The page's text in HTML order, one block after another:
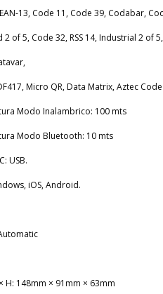
13, Code 11, Code 39, Codabar,
of 5, Code 32, RSS 14, Industrial 2 of 5,
Micro QR, Data Matrix, Aztec Code.
Modo Inalambrico: 100 mts
Modo Bluetooth: 10 mts
USB.
iOS, Android.
H: 148mm × 91mm × 63mm